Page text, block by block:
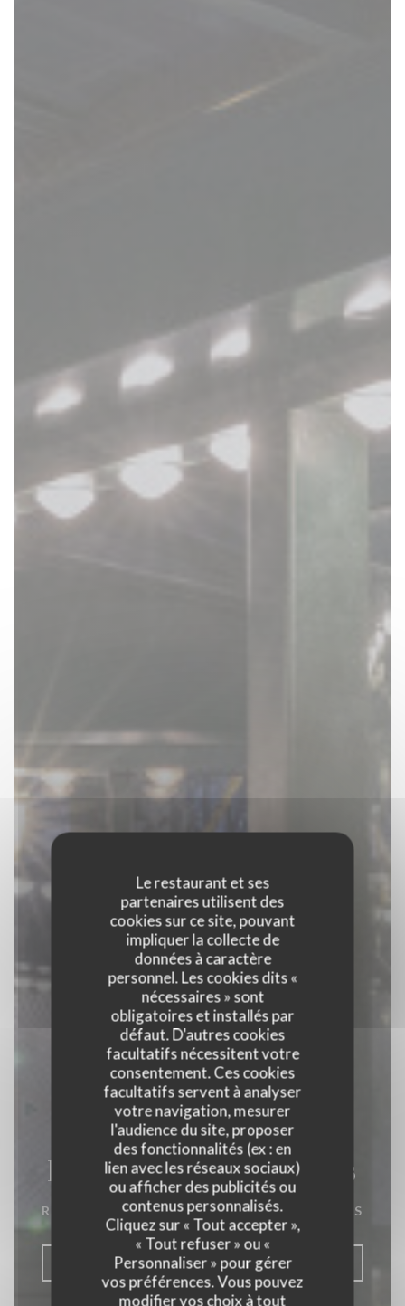
Le restaurant et ses
partenaires utilisent des
cookies sur ce site, pouvant
impliquer la collecte de
données à caractère
personnel. Les cookies dits «
nécessaires » sont
obligatoires et installés par
défaut. D'autres cookies
facultatifs nécessitent votre
consentement. Ces cookies
facultatifs servent à analyser
votre navigation, mesurer
l'audience du site, proposer
des fonctionnalités (ex : en
lien avec les réseaux sociaux)
ou afficher des publicités ou
contenus personnalisés.
Cliquez sur « Tout accepter »,
« Tout refuser » ou «
Personnaliser » pour gérer
vos préférences. Vous pouvez
modifier vos choix à tout
La Closerie des Lilas
RESTAURANT GASTRONOMIQUE PARIS
RÉSERVER